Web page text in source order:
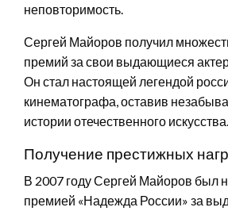
неповторимость.
Сергей Майоров получил
премий за свои выдающиеся
Он стал настоящей легендой
кинематографа, оставив
истории отечественного искусства.
Получение престижных
В 2007 году Сергей Майоров был
премией «Надежда России» за